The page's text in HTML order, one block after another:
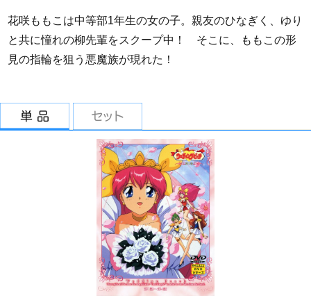
花咲ももこは中等部1年生の女の子。親友のひなぎく、ゆり
と共に憧れの柳先輩をスクープ中！ そこに、ももこの形
見の指輪を狙う悪魔族が現れた！